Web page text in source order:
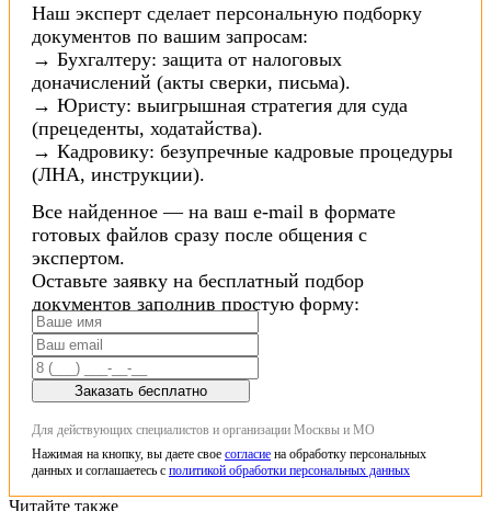
Наш эксперт сделает персональную подборку
документов по вашим запросам:
→ Бухгалтеру: защита от налоговых
доначислений (акты сверки, письма).
→ Юристу: выигрышная стратегия для суда
(прецеденты, ходатайства).
→ Кадровику: безупречные кадровые процедуры
(ЛНА, инструкции).
Все найденное — на ваш e-mail в формате
готовых файлов сразу после общения с
экспертом.
Оставьте заявку на бесплатный подбор
документов заполнив простую форму:
Заказать бесплатно
Для действующих специалистов и организации Москвы и МО
Нажимая на кнопку, вы даете свое согласие на обработку персональных
данных и соглашаетесь с политикой обработки персональных данных
Читайте также